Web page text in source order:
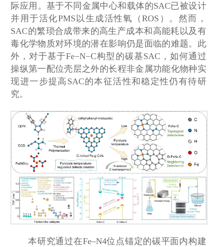
际应用。基于不同金属中心和载体的SAC已被设计
并用于活化PMS以生成活性氧（ROS）。然而，
SAC的繁琐合成带来的高生产成本和高能耗以及有
毒化学物质对环境的潜在影响仍是面临的难题。此
外，对于基于Fe−N−C构型的碳基SAC，如何通过
操纵第一配位壳层之外的长程非金属功能化物种实
现进一步提高SAC的本征活性和稳定性仍有待研
究。
本研究通过在Fe–N4位点锚定的碳平面内构建